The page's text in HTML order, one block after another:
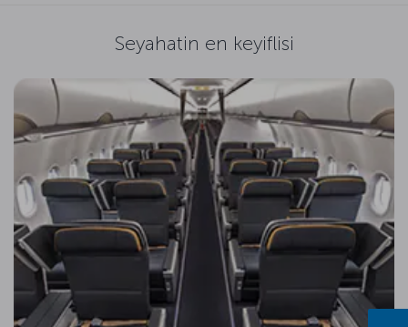
Seyahatin en keyiflisi